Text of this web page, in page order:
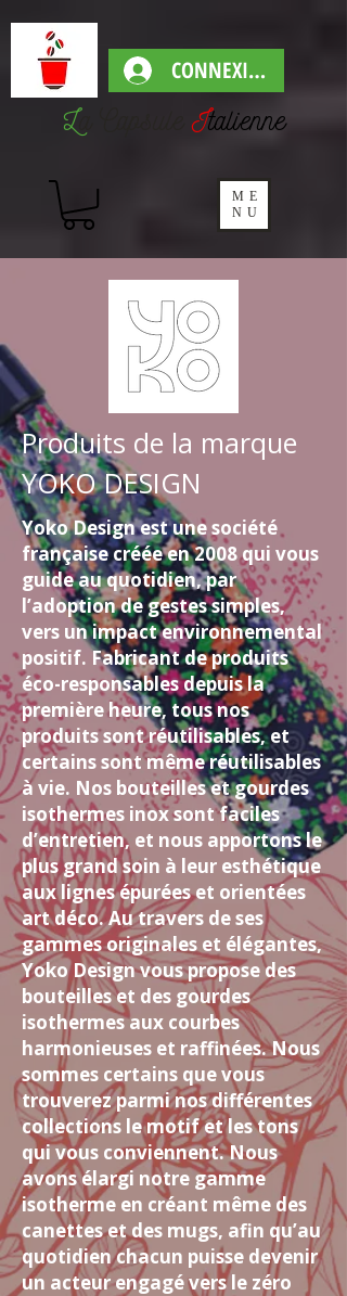
CONNEXION
La Capsul Italienne
ME
NU
Produits de la marque
YOKO DESIGN
Yoko Design est une société
française créée en 2008 qui vous
guide au quotidien, par
l’adoption de gestes simples,
vers un impact environnemental
positif. Fabricant de produits
éco-responsables depuis la
première heure, tous nos
produits sont réutilisables, et
certains sont même réutilisables
à vie. Nos bouteilles et gourdes
isothermes inox sont faciles
d’entretien, et nous apportons le
plus grand soin à leur esthétique
aux lignes épurées et orientées
art déco. Au travers de ses
gammes originales et élégantes,
Yoko Design vous propose des
bouteilles et des gourdes
isothermes aux courbes
harmonieuses et raffinées. Nous
sommes certains que vous
trouverez parmi nos différentes
collections le motif et les tons
qui vous conviennent. Nous
avons élargi notre gamme
isotherme en créant même des
canettes et des mugs, afin qu’au
quotidien chacun puisse devenir
un acteur engagé vers le zéro